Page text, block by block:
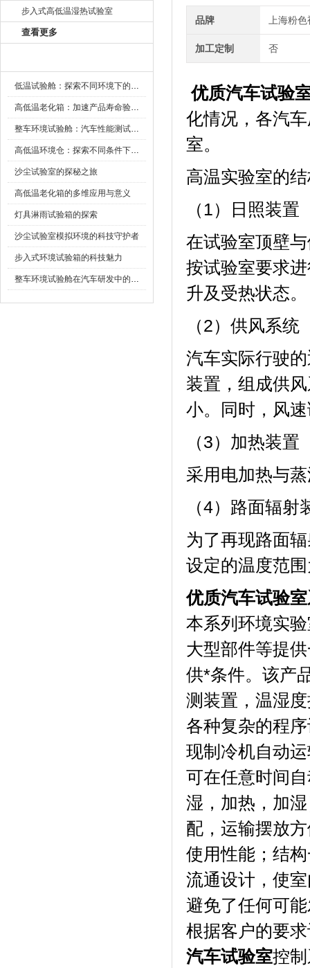
步入式高低温湿热试验室
查看更多
低温试验舱：探索不同环境下的科技边界
高低温老化箱：加速产品寿命验证的可靠伙伴
整车环境试验舱：汽车性能测试的设备
高低温环境仓：探索不同条件下的科学奥秘
沙尘试验室的探秘之旅
高低温老化箱的多维应用与意义
灯具淋雨试验箱的探索
沙尘试验室模拟环境的科技守护者
步入式环境试验箱的科技魅力
整车环境试验舱在汽车研发中的作用
品牌 上海粉
加工定制 否
优质汽车试验
化情况，各
室。
高温实验室的
（1）日照装置
在试验室顶壁与
按试验室要求进
升及受热状态。
（2）供风系统
汽车实际行驶的
装置，组成
小。同时，
（3）加热装置
采用电加热与蒸
（4）路面辐射
为了再现路面辐
设定的温度范
优质汽车试验室
本系列环境实验
大型部件等提供
供*条件。该
测装置，温湿
各种复杂的程序设
现制冷机自动运
可在任意时间自动
湿，加热
配，运输摆
使用性能；结
流通设计，
避免了任何可能
根据客户的要求订
汽车试验室控